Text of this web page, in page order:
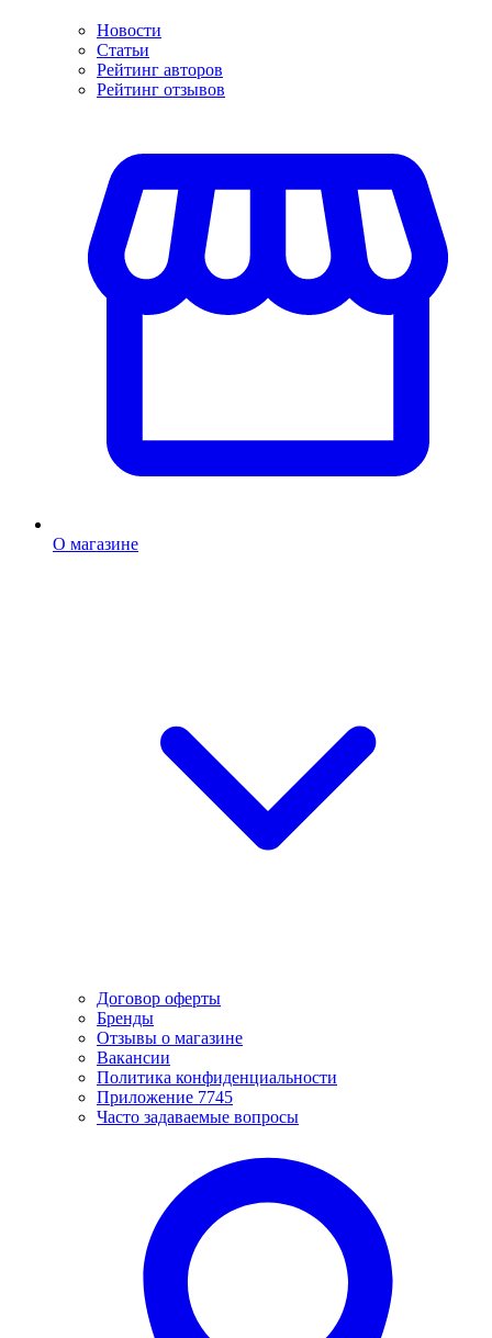
Новости
Статьи
Рейтинг авторов
Рейтинг отзывов
О магазине
Договор оферты
Бренды
Отзывы о магазине
Вакансии
Политика конфиденциальности
Приложение 7745
Часто задаваемые вопросы